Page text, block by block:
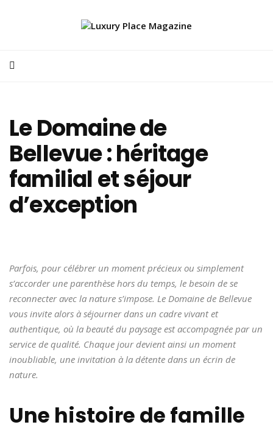
Le Domaine de
Bellevue : héritage
familial et séjour
d’exception
Parfois, pour célébrer un moment précieux ou simplement
s’accorder une parenthèse hors du temps, le besoin de se
reconnecter avec la nature s’impose. Le Domaine de Bellevue
vous invite alors à séjourner dans un cadre vivant et
authentique, où la beauté du paysage est accompagnée par un
service de qualité. Chaque jour devient ainsi un moment
inoubliable, une invitation à la détente dans un écrin de
nature.
Une histoire de famille